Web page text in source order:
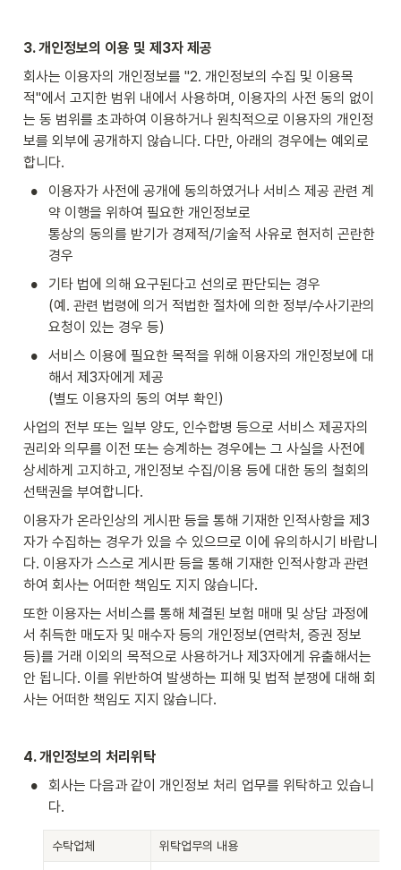
3. 개인정보의 이용 및 제3자 제공
회사는 이용자의 개인정보를 "2. 개인정보의 수집 및 이용목
적"에서 고지한 범위 내에서 사용하며, 이용자의 사전 동의 없이
는 동 범위를 초과하여 이용하거나 원칙적으로 이용자의 개인정
보를 외부에 공개하지 않습니다. 다만, 아래의 경우에는 예외로
합니다.
•
이용자가 사전에 공개에 동의하였거나 서비스 제공 관련 계
약 이행을 위하여 필요한 개인정보로
통상의 동의를 받기가 경제적/기술적 사유로 현저히 곤란한
경우
•
기타 법에 의해 요구된다고 선의로 판단되는 경우
(예. 관련 법령에 의거 적법한 절차에 의한 정부/수사기관의
요청이 있는 경우 등)
•
서비스 이용에 필요한 목적을 위해 이용자의 개인정보에 대
해서 제3자에게 제공
(별도 이용자의 동의 여부 확인)
사업의 전부 또는 일부 양도, 인수합병 등으로 서비스 제공자의
권리와 의무를 이전 또는 승계하는 경우에는 그 사실을 사전에
상세하게 고지하고, 개인정보 수집/이용 등에 대한 동의 철회의
선택권을 부여합니다.
이용자가 온라인상의 게시판 등을 통해 기재한 인적사항을 제3
자가 수집하는 경우가 있을 수 있으므로 이에 유의하시기 바랍니
다. 이용자가 스스로 게시판 등을 통해 기재한 인적사항과 관련
하여 회사는 어떠한 책임도 지지 않습니다.
또한 이용자는 서비스를 통해 체결된 보험 매매 및 상담 과정에
서 취득한 매도자 및 매수자 등의 개인정보(연락처, 증권 정보
등)를 거래 이외의 목적으로 사용하거나 제3자에게 유출해서는
안 됩니다. 이를 위반하여 발생하는 피해 및 법적 분쟁에 대해 회
사는 어떠한 책임도 지지 않습니다.
4. 개인정보의 처리위탁
•
회사는 다음과 같이 개인정보 처리 업무를 위탁하고 있습니
다.
수탁업체 위탁업무의 내용